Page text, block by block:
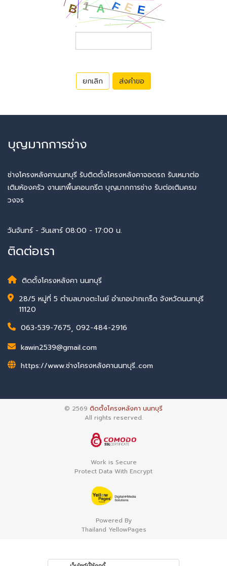
ยกเลิก ส่งคำขอ
บุญมากการช่าง
ช่างโครงหลังคานนทบุรี รับติดตั้งโครงหลังคาจอดรถ รับเหมาต่อ
เติมห้องครัว งานเทพื้นคอนกรีต บุญมากการช่าง รับต่อเติมครบ
วงจร
วันจันทร์ - วันเสาร์ 08:00 - 17:00 น.
ติดต่อเรา
ติดตั้งโครงหลังคา นนทบุรี
28/5 หมู่ที่ 5 ตำบลบางตะไนย์ อำเภอปากเกร็ด จังหวัดนนทบุรี
11120
063-539-7675, 092-484-2916
kawin2539@gmail.com
https://www.ช่างโครงหลังคานนทบุรี..com
© 2569 ติดตั้งโครงหลังคา นนทบุรี
All rights reserved.
Work is Secure
Protect Data With Encrypt
Powered By
Thailand YellowPages